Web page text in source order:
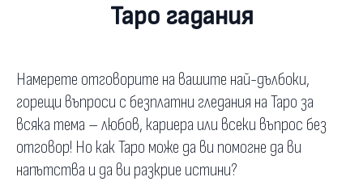
Таро гадания
Намерете отговорите на вашите най-дълбоки,
горещи въпроси с безплатни гледания на Таро за
всяка тема – любов, кариера или всеки въпрос без
отговор! Но как Таро може да ви помогне да ви
напътства и да ви разкрие истини?